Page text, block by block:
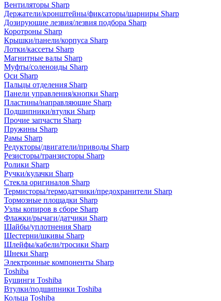
Вентиляторы Sharp
Держатели/кронштейны/фиксаторы/шарниры Sharp
Дозирующие лезвия/лезвия подбора Sharp
Коротроны Sharp
Крышки/панели/корпуса Sharp
Лотки/кассеты Sharp
Магнитные валы Sharp
Муфты/соленоиды Sharp
Оси Sharp
Пальцы отделения Sharp
Панели управления/кнопки Sharp
Пластины/направляющие Sharp
Подшипники/втулки Sharp
Прочие запчасти Sharp
Пружины Sharp
Рамы Sharp
Редукторы/двигатели/приводы Sharp
Резисторы/транзисторы Sharp
Ролики Sharp
Ручки/кулачки Sharp
Стекла оригиналов Sharp
Термисторы/термодатчики/предохранители Sharp
Тормозные площадки Sharp
Узлы копиров в сборе Sharp
Флажки/рычаги/датчики Sharp
Шайбы/уплотнения Sharp
Шестерни/шкивы Sharp
Шлейфы/кабели/тросики Sharp
Шнеки Sharp
Электронные компоненты Sharp
Toshiba
Бушинги Toshiba
Втулки/подшипники Toshiba
Кольца Toshiba